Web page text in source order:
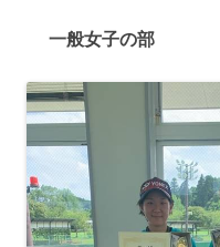
一般女子の部